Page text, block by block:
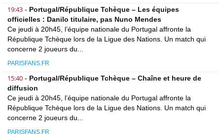
19:43 - Portugal/République Tchèque – Les équipes
officielles : Danilo titulaire, pas Nuno Mendes
Ce jeudi à 20h45, l’équipe nationale du Portugal affronte la
République Tchèque lors de la Ligue des Nations. Un match qui
concerne 2 joueurs du...
PARISFANS.FR
15:40 - Portugal/République Tchèque – Chaîne et heure de
diffusion
Ce jeudi à 20h45, l’équipe nationale du Portugal affronte la
République Tchèque lors de la Ligue des Nations. Un match qui
concerne 2 joueurs du...
PARISFANS.FR